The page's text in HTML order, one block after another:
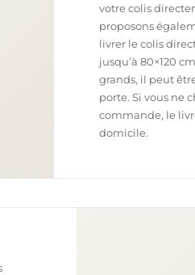
votre colis
proposons
livrer le colis
jusqu’à 80×120
grands, il peut
porte. Si vous ne
commande, le
domicile.